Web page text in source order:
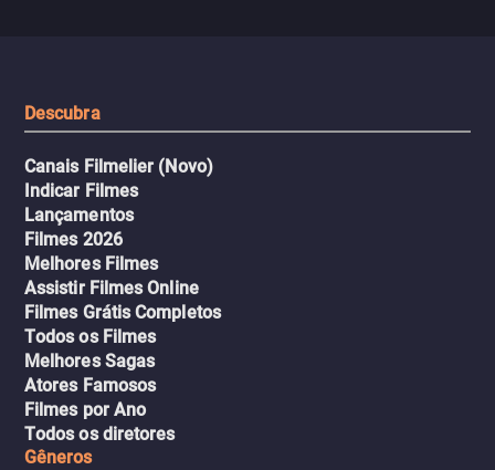
Descubra
Canais Filmelier (Novo)
Indicar Filmes
Lançamentos
Filmes 2026
Melhores Filmes
Assistir Filmes Online
Filmes Grátis Completos
Todos os Filmes
Melhores Sagas
Atores Famosos
Filmes por Ano
Todos os diretores
Gêneros